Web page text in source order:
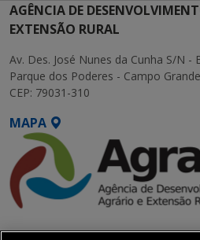
AGÊNCIA DE
EXTENSÃO RURAL
Av. Des. José Nunes da Cunha S/N -
Parque dos Poderes - Campo
CEP: 79031-310
MAPA